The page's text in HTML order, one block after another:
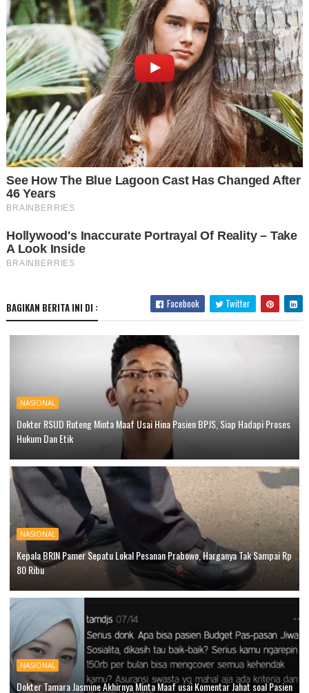
BAGIKAN BERITA INI DI : Facebook Twitter
NASIONAL
Dokter RSUD Ruteng Minta Maaf Usai Hina Pasien BPJS, Siap Hadapi Proses
Hukum Dan Etik
NASIONAL
Kepala BRIN Pamer Sepatu Lokal Pesanan Prabowo, Harganya Tak Sampai Rp
80 Ribu
NASIONAL
Dokter Tamara Jasmine Akhirnya Minta Maaf usai Komentar Jahat soal Pasien